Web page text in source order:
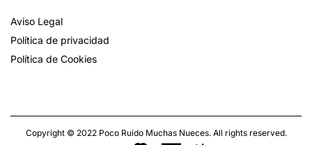
Aviso Legal
Política de privacidad
Política de Cookies
Copyright © 2022 Poco Ruido Muchas Nueces. All rights reserved.